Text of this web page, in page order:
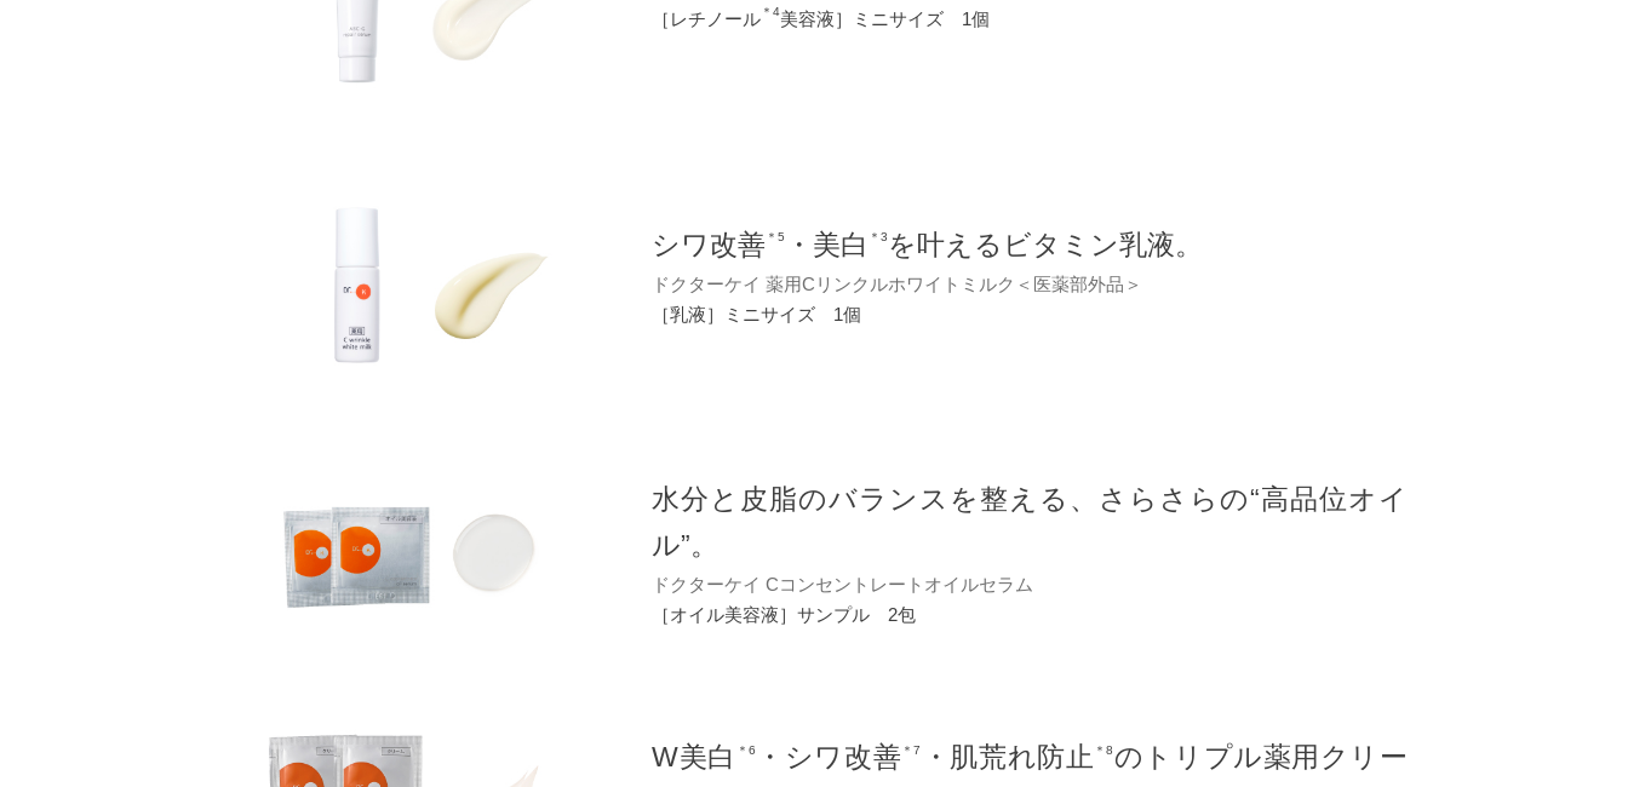
［レチノール ＊4美容液］ミニサイズ 1個
シワ改善 ＊5 ・美白 ＊3 を叶えるビタミン乳液。
ドクターケイ 薬用Cリンクルホワイトミルク＜医薬部外品＞
［乳液］ミニサイズ 1個
水分と皮脂のバランスを整える、さらさらの“高品位オイ
ル”。
ドクターケイ Cコンセントレートオイルセラム
［オイル美容液］サンプル 2包
W美白 ＊6 ・シワ改善 ＊7 ・肌荒れ防止 ＊8 のトリプル薬用クリー